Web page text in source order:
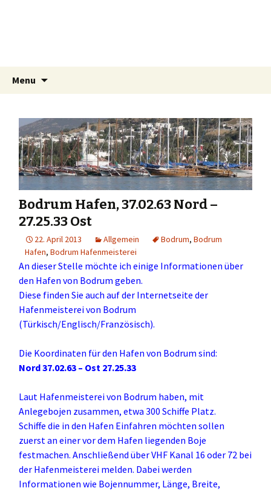
Menu
Bodrum Hafen, 37.02.63 Nord –
27.25.33 Ost
22. April 2013 Allgemein Bodrum, Bodrum
Hafen, Bodrum Hafenmeisterei
An dieser Stelle möchte ich einige Informationen über
den Hafen von Bodrum geben.
Diese finden Sie auch auf der Internetseite der
Hafenmeisterei von Bodrum
(Türkisch/Englisch/Französisch).
Die Koordinaten für den Hafen von Bodrum sind:
Nord 37.02.63 – Ost 27.25.33
Laut Hafenmeisterei von Bodrum haben, mit
Anlegebojen zusammen, etwa 300 Schiffe Platz.
Schiffe die in den Hafen Einfahren möchten sollen
zuerst an einer vor dem Hafen liegenden Boje
festmachen. Anschließend über VHF Kanal 16 oder 72 bei
der Hafenmeisterei melden. Dabei werden
Informationen wie Bojennummer, Länge, Breite,